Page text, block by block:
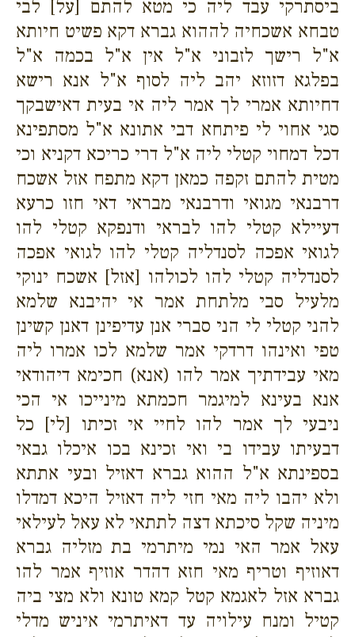
ביסתרקי עבד ליה כי מטא להתם [על] לבי
טבחא אשכחיה לההוא גברא דקא פשיט חיותא
א"ל רישך לזבוני א"ל אין א"ל בכמה א"ל
בפלגא דזוזא יהב ליה לסוף א"ל אנא רישא
דחיותא אמרי לך אמר ליה אי בעית דאישבקך
סגי אחוי לי פיתחא דבי אתונא א"ל מסתפינא
דכל דמחוי קטלי ליה א"ל דרי כריכא דקניא וכי
מטית להתם זקפה כמאן דקא מתפח אזל אשכח
דרבנאי מגואי ודרבנאי מבראי דאי חזו כרעא
דעיילא קטלי להו לבראי ודנפקא קטלי להו
לגואי אפכה לסנדליה קטלי להו לגואי אפכה
לסנדליה קטלי להו לכולהו [אזל] אשכח ינוקי
מלעיל סבי מלתחת אמר אי יהיבנא שלמא
להני קטלי לי הני סברי אנן עדיפינן דאנן קשינן
טפי ואינהו דרדקי אמר שלמא לכו אמרו ליה
מאי עבידתיך אמר להו (אנא) חכימא דיהודאי
אנא בעינא למיגמר חכמתא מינייכו אי הכי
ניבעי לך אמר להו לחיי אי זכיתו [לי] כל
דבעיתו עבידו בי ואי זכינא בכו איכלו גבאי
בספינתא א"ל ההוא גברא דאזיל ובעי אתתא
ולא יהבו ליה מאי חזי ליה דאזיל היכא דמדלו
מיניה שקל סיכתא דצה לתתאי לא עאל לעילאי
עאל אמר האי נמי מיתרמי בת מזליה גברא
דאוזיף וטריף מאי חזא דהדר אוזיף אמר להו
גברא אזל לאגמא קטל קמא טונא ולא מצי ביה
קטיל ומנח עילויה עד דאיתרמי איניש מדלי